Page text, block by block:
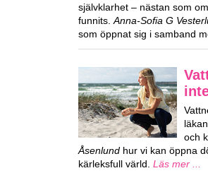
självklarhet – nästan som
funnits. Anna-Sofia G
som öppnat sig i samband
och
Åsenlund hur vi kan öppna
kärleksfull värld. Läs mer ...